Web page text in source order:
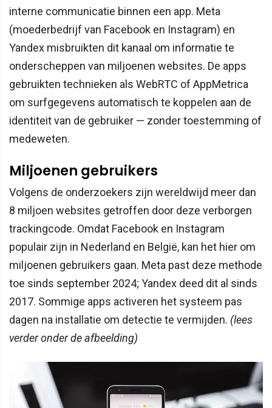
interne communicatie binnen een app. Meta
(moederbedrijf van Facebook en Instagram) en
Yandex misbruikten dit kanaal om informatie te
onderscheppen van miljoenen websites. De apps
gebruikten technieken als WebRTC of AppMetrica
om surfgegevens automatisch te koppelen aan de
identiteit van de gebruiker — zonder toestemming of
medeweten.
Miljoenen gebruikers
Volgens de onderzoekers zijn wereldwijd meer dan
8 miljoen websites getroffen door deze verborgen
trackingcode. Omdat Facebook en Instagram
populair zijn in Nederland en België, kan het hier om
miljoenen gebruikers gaan. Meta past deze methode
toe sinds september 2024; Yandex deed dit al sinds
2017. Sommige apps activeren het systeem pas
dagen na installatie om detectie te vermijden. (lees
verder onder de afbeelding)